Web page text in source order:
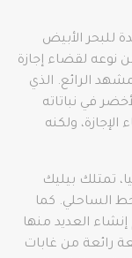
للبحر الأبيض
نوعه لقضاء إجازة
الرائع. الذي
في نباتاته
ولكنه
تمتلك بيليك
الخط الساحلي. كما
تم إنشاء العديد منها
رائعة من غابات